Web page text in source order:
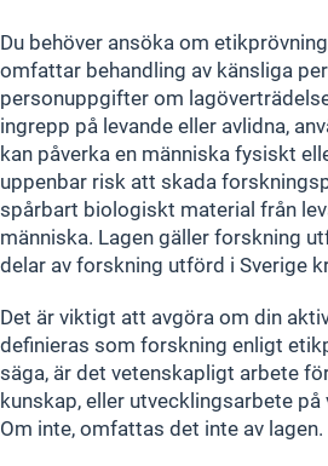
Du behöver ansöka om
omfattar behandling av känsliga
personuppgifter om
ingrepp på levande eller avlidna,
kan påverka en människa fysiskt
uppenbar risk att skada
spårbart biologiskt material från
människa. Lagen gäller forskning
delar av forskning utförd i Sverige
Det är viktigt att avgöra om din
definieras som forskning enligt
säga, är det vetenskapligt arbete
kunskap, eller utvecklingsarbete
Om inte, omfattas det inte av lagen.